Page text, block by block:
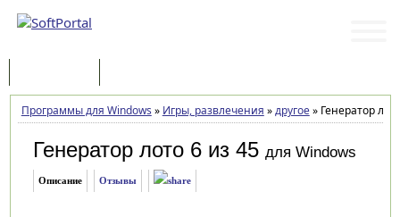
Программы для Windows » Игры, развлечения »другое»Генератор
Генератор лото 6 из 45 для Windows
Описание Отзывы